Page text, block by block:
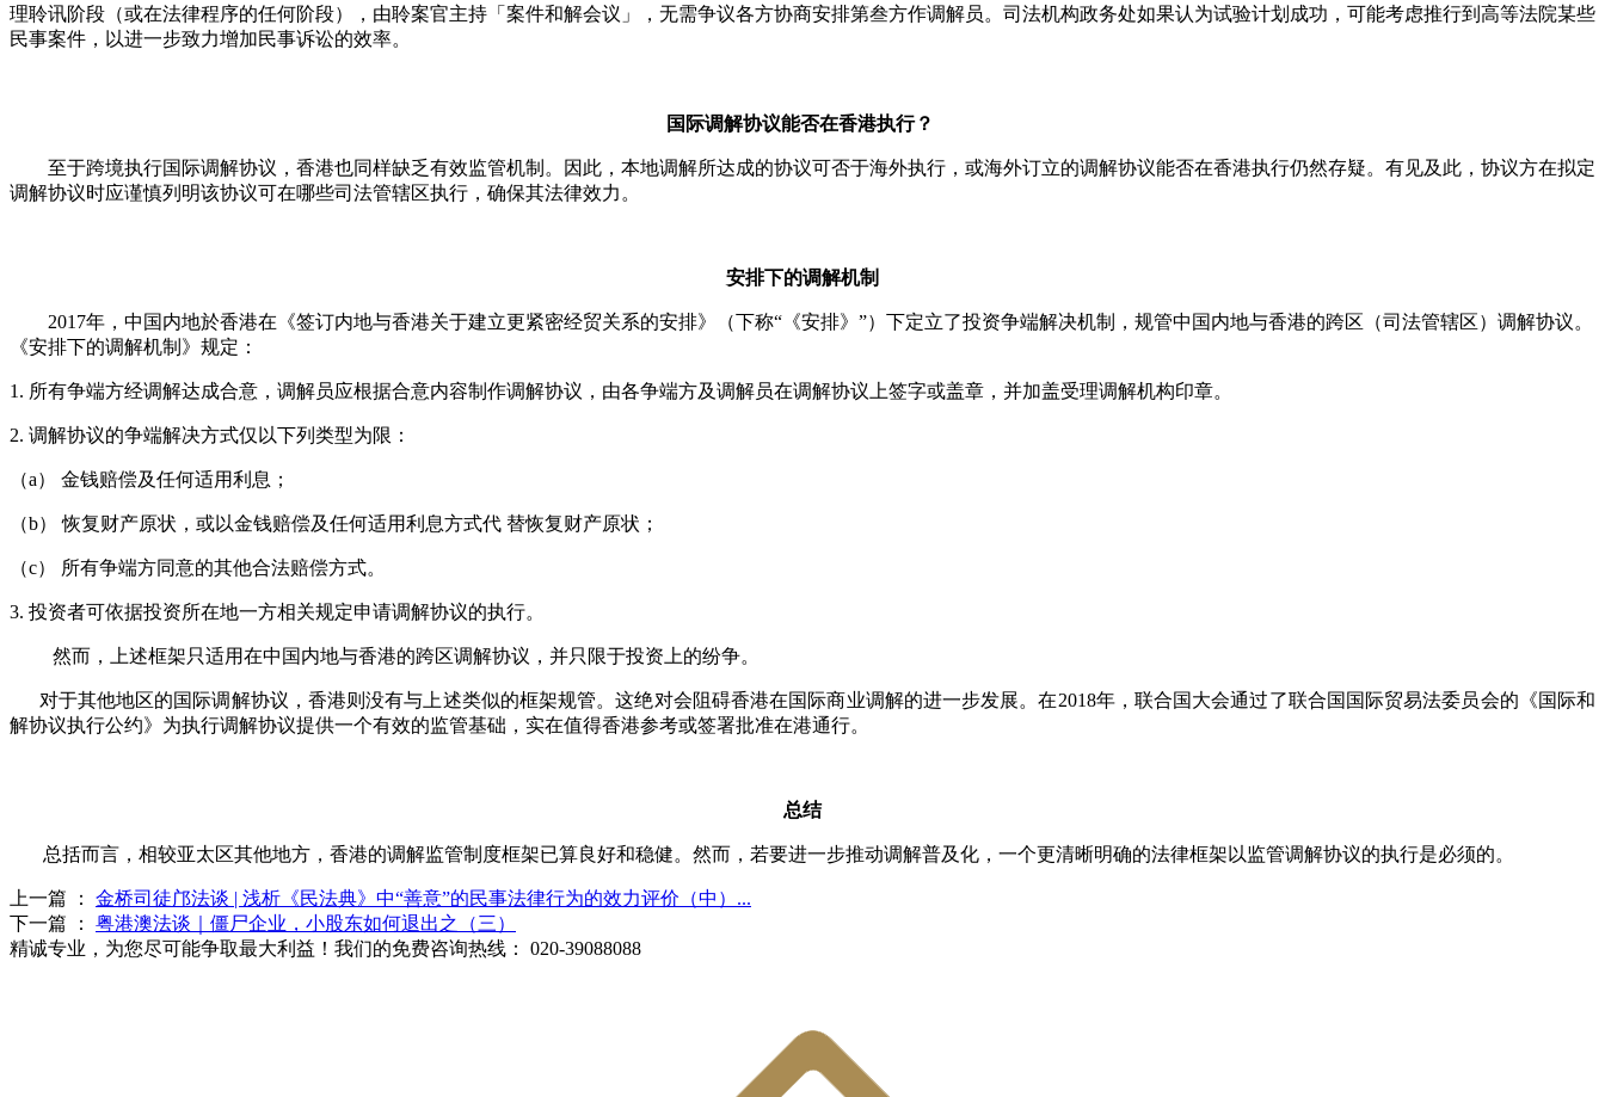
理聆讯阶段（或在法律程序的任何阶段），由聆案官主持「案件和解会议」，无需争议各方协商安排第叁方作调解员。司法机构政务处如果认为试验计划成功，可能考虑推行到高等法院某些
民事案件，以进一步致力增加民事诉讼的效率。
国际调解协议能否在香港执行？
至于跨境执行国际调解协议，香港也同样缺乏有效监管机制。因此，本地调解所达成的协议可否于海外执行，或海外订立的调解协议能否在香港执行仍然存疑。有见及此，协议方在拟定
调解协议时应谨慎列明该协议可在哪些司法管辖区执行，确保其法律效力。
安排下的调解机制
2017年，中国内地於香港在《签订内地与香港关于建立更紧密经贸关系的安排》（下称“《安排》”）下定立了投资争端解决机制，规管中国内地与香港的跨区（司法管辖区）调解协议。
《安排下的调解机制》规定：
1. 所有争端方经调解达成合意，调解员应根据合意内容制作调解协议，由各争端方及调解员在调解协议上签字或盖章，并加盖受理调解机构印章。
2. 调解协议的争端解决方式仅以下列类型为限：
（a） 金钱赔偿及任何适用利息；
（b） 恢复财产原状，或以金钱赔偿及任何适用利息方式代 替恢复财产原状；
（c） 所有争端方同意的其他合法赔偿方式。
3. 投资者可依据投资所在地一方相关规定申请调解协议的执行。
然而，上述框架只适用在中国内地与香港的跨区调解协议，并只限于投资上的纷争。
对于其他地区的国际调解协议，香港则没有与上述类似的框架规管。这绝对会阻碍香港在国际商业调解的进一步发展。在2018年，联合国大会通过了联合国国际贸易法委员会的《国际和
解协议执行公约》为执行调解协议提供一个有效的监管基础，实在值得香港参考或签署批准在港通行。
总结
总括而言，相较亚太区其他地方，香港的调解监管制度框架已算良好和稳健。然而，若要进一步推动调解普及化，一个更清晰明确的法律框架以监管调解协议的执行是必须的。
上一篇 ：
金桥司徒邝法谈 | 浅析《民法典》中“善意”的民事法律行为的效力评价（中）...
下一篇 ：
粤港澳法谈｜僵尸企业，小股东如何退出之（三）
精诚专业，为您尽可能争取最大利益！我们的免费咨询热线： 020-39088088